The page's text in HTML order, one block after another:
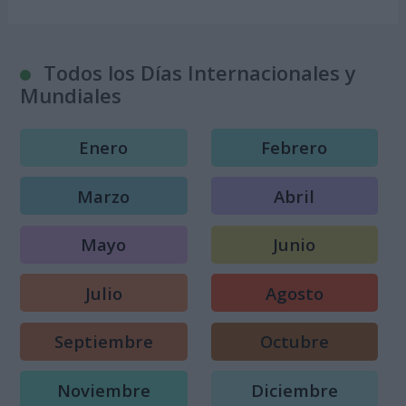
Todos los Días Internacionales y
Mundiales
Enero Febrero
Marzo Abril
Mayo Junio
Julio Agosto
Septiembre Octubre
Noviembre Diciembre